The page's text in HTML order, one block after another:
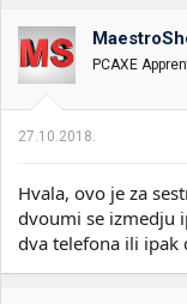
PCAXE
27.10.2018.
Hvala, ovo je za
dvoumi se izmedju
dva telefona ili ipak